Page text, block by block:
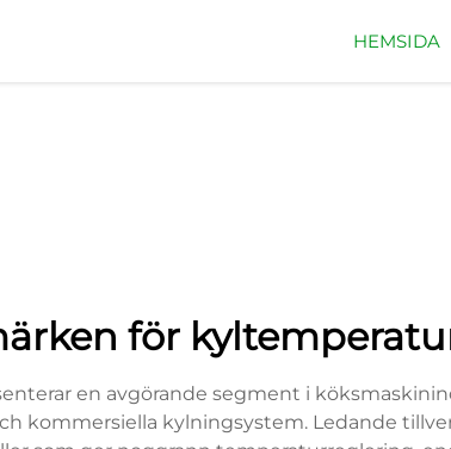
HEMSIDA
för
en avgörande segment i
kommersiella kylningsystem. Ledande